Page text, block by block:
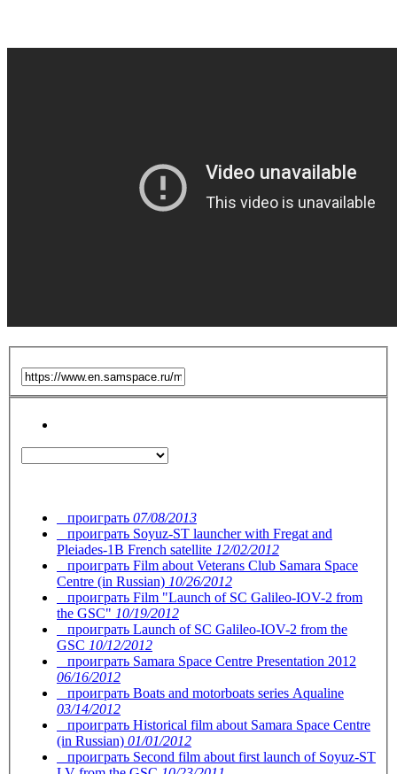
проиграть 07/08/2013
проиграть Soyuz-ST launcher with Fregat and
Pleiades-1B French satellite 12/02/2012
проиграть Film about Veterans Club Samara Space
Centre (in Russian) 10/26/2012
проиграть Film "Launch of SC Galileo-IOV-2 from
the GSC" 10/19/2012
проиграть Launch of SC Galileo-IOV-2 from the
GSC 10/12/2012
проиграть Samara Space Centre Presentation 2012
06/16/2012
проиграть Boats and motorboats series Aqualine
03/14/2012
проиграть Historical film about Samara Space Centre
(in Russian) 01/01/2012
проиграть Second film about first launch of Soyuz-ST